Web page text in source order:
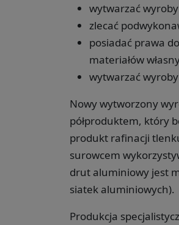
wytwarzać
zlecać
posiadać prawa
materiałów
wytwarzać
Nowy wytworzony
półproduktem, który
produkt rafinacji
surowcem
drut aluminiowy jest
siatek aluminiowych).
Produkcja